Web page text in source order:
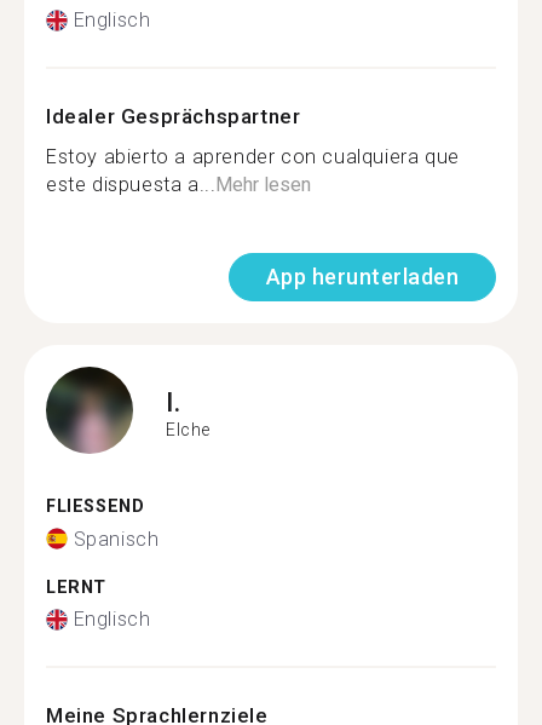
Englisch
Idealer Gesprächspartner
Estoy abierto a aprender con cualquiera que
este dispuesta a...Mehr lesen
App herunterladen
I.
Elche
FLIESSEND
Spanisch
LERNT
Englisch
Meine Sprachlernziele